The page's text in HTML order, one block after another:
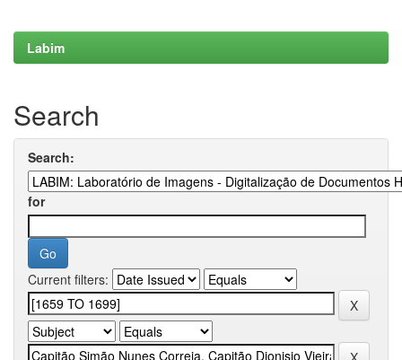
Labim
Search
Search:
for
Current filters: